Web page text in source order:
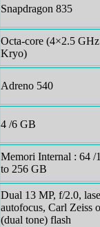
Snapdragon 835
Octa-core (4×2.5
Kryo)
Adreno 540
4 /6 GB
Memori Internal : 64
to 256 GB
Dual 13 MP, f/2.0,
autofocus, Carl Zeiss
(dual tone) flash